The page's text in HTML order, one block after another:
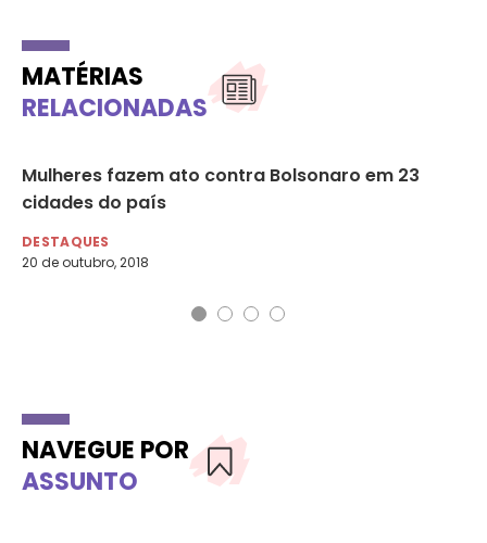
MATÉRIAS
RELACIONADAS
Mulheres fazem ato contra Bolsonaro em 23
cidades do país
DESTAQUES
20 de outubro, 2018
NAVEGUE POR
ASSUNTO